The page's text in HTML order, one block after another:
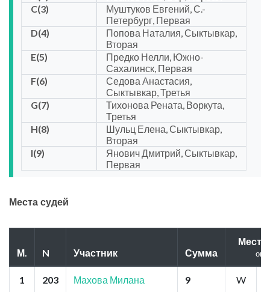
C(3)
Муштуков Евгений, С.-
Петербург, Первая
D(4)
Попова Наталия, Сыктывкар,
Вторая
E(5)
Предко Нелли, Южно-
Сахалинск, Первая
F(6)
Седова Анастасия,
Сыктывкар, Третья
G(7)
Тихонова Рената, Воркута,
Третья
H(8)
Шульц Елена, Сыктывкар,
Вторая
I(9)
Янович Дмитрий, Сыктывкар,
Первая
Места судей
М. N Участник Сумма
Места
1 203 Махова Милана 9 W